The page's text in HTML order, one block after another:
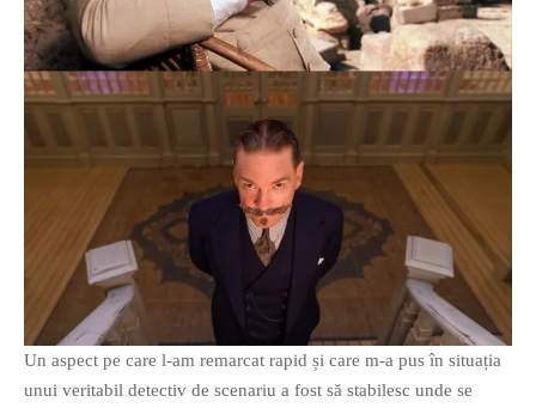
Un aspect pe care l-am remarcat rapid și care m-a pus în situația
unui veritabil detectiv de scenariu a fost să stabilesc unde se